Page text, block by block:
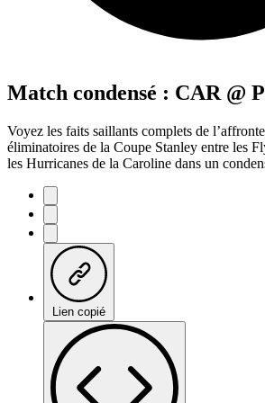
Match condensé : CAR @
Voyez les faits saillants complets de
éliminatoires de la Coupe Stanley entre les
les Hurricanes de la Caroline dans un
Lien copié